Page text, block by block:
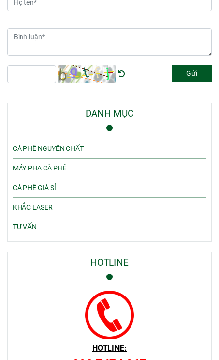
Gửi
DANH MỤC
CÀ PHÊ NGUYÊN CHẤT
MÁY PHA CÀ PHÊ
CÀ PHÊ GIÁ SỈ
KHẮC LASER
TƯ VẤN
HOTLINE
HOTLINE: